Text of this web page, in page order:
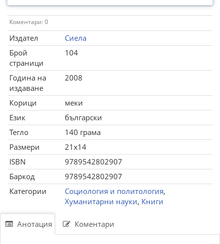
Коментари: 0
Издател
Сиела
Брой
страници
104
Година на
издаване
2008
Корици
меки
Език
български
Тегло
140 грама
Размери
21x14
ISBN
9789542802907
Баркод
9789542802907
Категории
Социология и политология,
Хуманитарни науки, Книги
Анотация Коментари